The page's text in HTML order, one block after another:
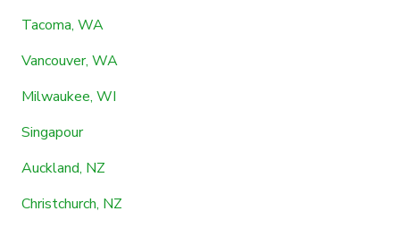
Tacoma, WA
Vancouver, WA
Milwaukee, WI
Singapour
Auckland, NZ
Christchurch, NZ